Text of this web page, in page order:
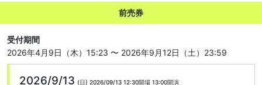
前売券
受付期間
2026年4月9日（木）15:23 〜 2026年9月12日（土）23:59
2026/9/13 (日) 2026/09/13 12:30開場 13:00開演